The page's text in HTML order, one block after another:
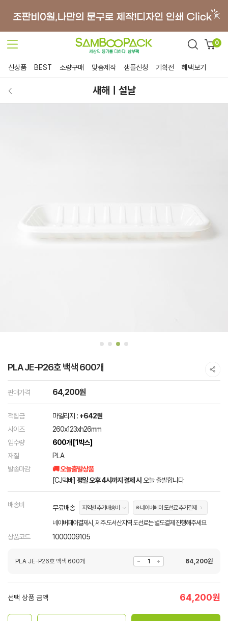
0
신상품 BEST 소량구매 맞춤제작 샘플신청 기획전 혜택보기
새해ㅣ설날
PLA JE-P26호 백색 600개
판매가격 64,200원
적립금 마일리지 : +642원
사이즈
260x123xh26mm
입수량
600개 [1박스]
재질
PLA
발송마감
🚚 오늘출발상품
[CJ택배] 평일 오후 4시까지 결제 시 오늘 출발합니다
배송비 무료배송 지역별 추가배송비 ※ 네이버페이 도선료 추가결제
네이버페이결제시, 제주.도서산지역 도선료는 별도결제 진행해주세요
상품코드 1000009105
PLA JE-P26호 백색 600개 64,200원
선택 상품 금액 64,200원